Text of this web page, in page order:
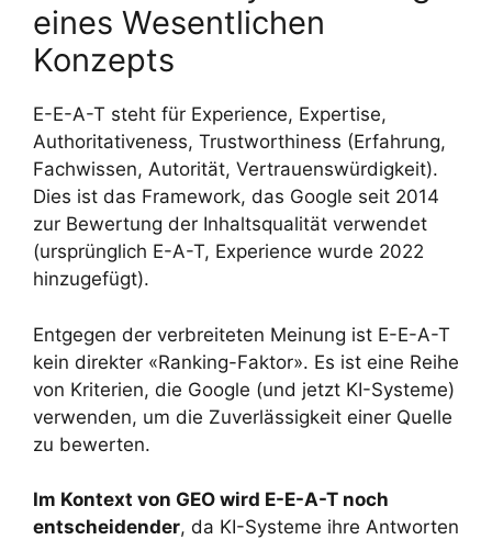
eines Wesentlichen
Konzepts
E-E-A-T steht für Experience, Expertise,
Authoritativeness, Trustworthiness (Erfahrung,
Fachwissen, Autorität, Vertrauenswürdigkeit).
Dies ist das Framework, das Google seit 2014
zur Bewertung der Inhaltsqualität verwendet
(ursprünglich E-A-T, Experience wurde 2022
hinzugefügt).
Entgegen der verbreiteten Meinung ist E-E-A-T
kein direkter «Ranking-Faktor». Es ist eine Reihe
von Kriterien, die Google (und jetzt KI-Systeme)
verwenden, um die Zuverlässigkeit einer Quelle
zu bewerten.
Im Kontext von GEO wird E-E-A-T noch
entscheidender, da KI-Systeme ihre Antworten